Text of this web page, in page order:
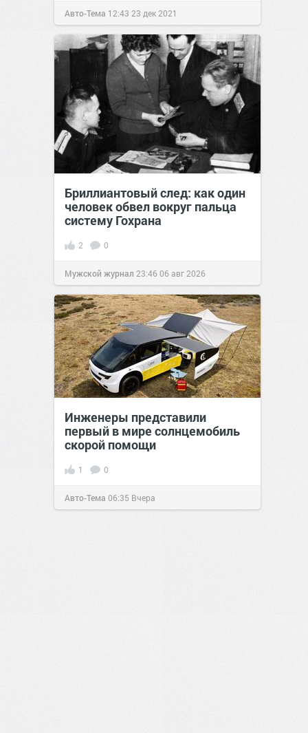
Авто-Тема 12:43 23 дек 2021
Бриллиантовый след: как один
человек обвел вокруг пальца
систему Гохрана
2 0
Мужской журнал 23:4606 авг 2026
Инженеры представили
первый в мире солнцемобиль
скорой помощи
1 0
Авто-Тема 06:35 Вчера